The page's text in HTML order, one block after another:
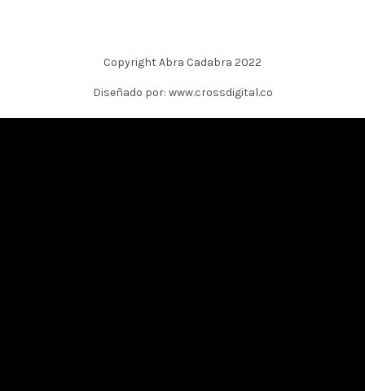
Copyright Abra Cadabra 2022
Diseñado por: www.crossdigital.co